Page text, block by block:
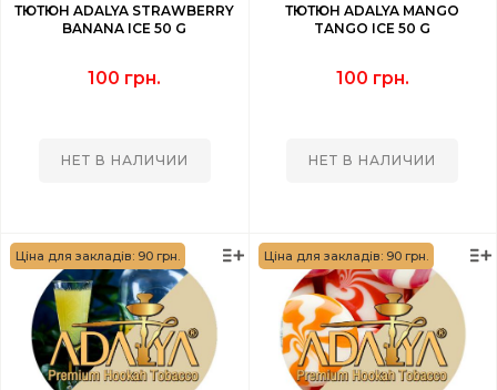
ТЮТЮН ADALYA STRAWBERRY
BANANA ICE 50 G
100 грн.
НЕТ В НАЛИЧИИ
ТЮТЮН ADALYA MANGO
TANGO ICE 50 G
100 грн.
НЕТ В НАЛИЧИИ
Ціна для закладів: 90 грн. Ціна для закладів: 90 грн.